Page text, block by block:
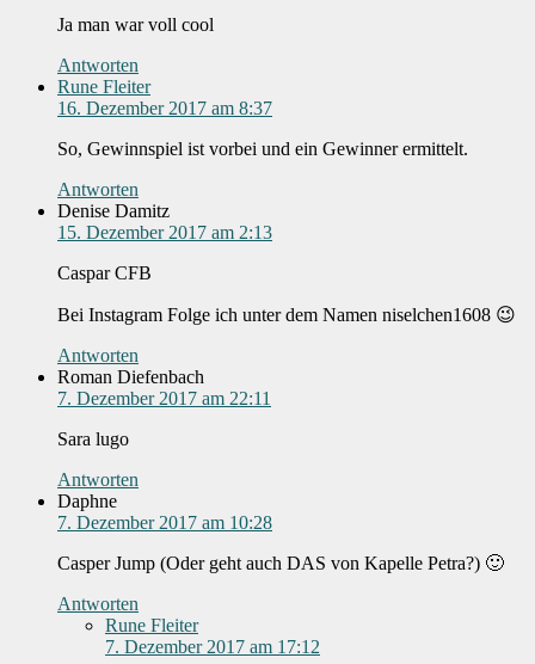
Ja man war voll cool
Antworten
Rune Fleiter
16. Dezember 2017 am 8:37
So, Gewinnspiel ist vorbei und ein Gewinner ermittelt.
Antworten
Denise Damitz
15. Dezember 2017 am 2:13
Caspar CFB
Bei Instagram Folge ich unter dem Namen niselchen1608 😉
Antworten
Roman Diefenbach
7. Dezember 2017 am 22:11
Sara lugo
Antworten
Daphne
7. Dezember 2017 am 10:28
Casper Jump (Oder geht auch DAS von Kapelle Petra?) 🙂
Antworten
Rune Fleiter
7. Dezember 2017 am 17:12